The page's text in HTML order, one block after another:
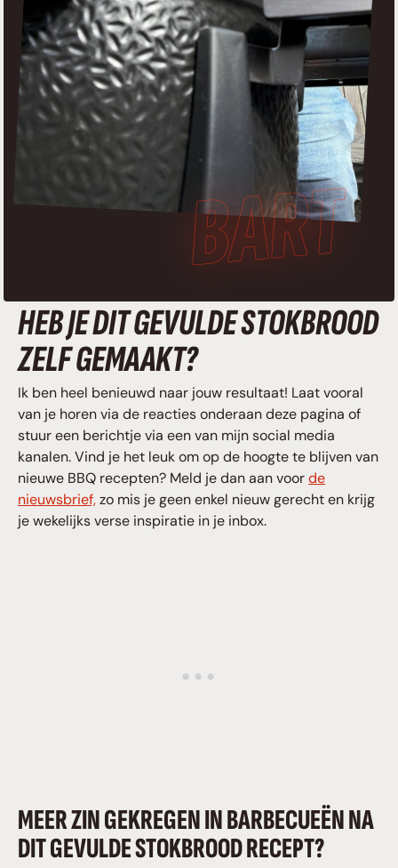
HEB JE DIT GEVULDE STOKBROOD
ZELF GEMAAKT?
Ik ben heel benieuwd naar jouw resultaat! Laat vooral
van je horen via de reacties onderaan deze pagina of
stuur een berichtje via een van mijn social media
kanalen. Vind je het leuk om op de hoogte te blijven van
nieuwe BBQ recepten? Meld je dan aan voorde
nieuwsbrief,zo mis je geen enkel nieuw gerecht en krijg
je wekelijks verse inspiratie in je inbox.
MEER ZIN GEKREGEN IN BARBECUEËN NA
DIT GEVULDE STOKBROOD RECEPT?